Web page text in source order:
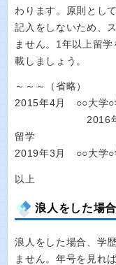
わります。原則とし
記入をしないため、
ません。1年以上留
載しましょう。
～～～（省略）
2015年4月 ○○大学
2016年7月～
留学
2019年3月 ○○大学
以上
浪人をした場合
浪人をした場合、学
ません。年号を見れ